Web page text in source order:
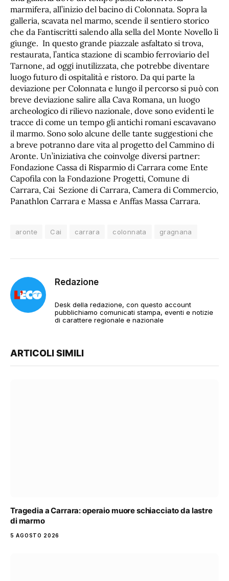
marmifera, all’inizio del bacino di Colonnata. Sopra la
galleria, scavata nel marmo, scende il sentiero storico
che da Fantiscritti salendo alla sella del Monte Novello lì
giunge. In questo grande piazzale asfaltato si trova,
restaurata, l’antica stazione di scambio ferroviario del
Tarnone, ad oggi inutilizzata, che potrebbe diventare
luogo futuro di ospitalità e ristoro. Da qui parte la
deviazione per Colonnata e lungo il percorso si può con
breve deviazione salire alla Cava Romana, un luogo
archeologico di rilievo nazionale, dove sono evidenti le
tracce di come un tempo gli antichi romani escavavano
il marmo. Sono solo alcune delle tante suggestioni che
a breve potranno dare vita al progetto del Cammino di
Aronte. Un’iniziativa che coinvolge diversi partner:
Fondazione Cassa di Risparmio di Carrara come Ente
Capofila con la Fondazione Progetti, Comune di
Carrara, Cai Sezione di Carrara, Camera di Commercio,
Panathlon Carrara e Massa e Anffas Massa Carrara.
aronte Cai carrara colonnata gragnana
Redazione
Desk della redazione, con questo account
pubblichiamo comunicati stampa, eventi e notizie
di carattere regionale e nazionale
ARTICOLI SIMILI
Tragedia a Carrara: operaio muore schiacciato da lastre
di marmo
5 AGOSTO 2026